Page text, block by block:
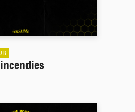
incendies